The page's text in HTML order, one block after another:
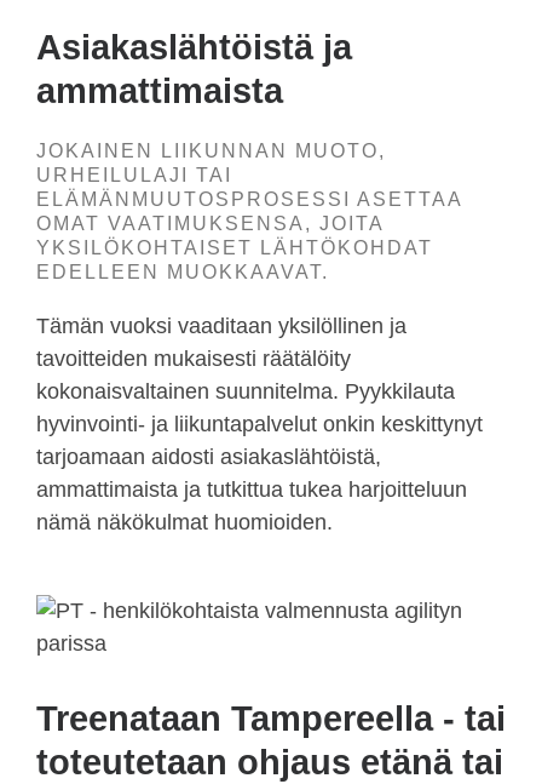
Asiakaslähtöistä ja
ammattimaista
JOKAINEN LIIKUNNAN MUOTO,
URHEILULAJI TAI
ELÄMÄNMUUTOSPROSESSI ASETTAA
OMAT VAATIMUKSENSA, JOITA
YKSILÖKOHTAISET LÄHTÖKOHDAT
EDELLEEN MUOKKAAVAT.
Tämän vuoksi vaaditaan yksilöllinen ja
tavoitteiden mukaisesti räätälöity
kokonaisvaltainen suunnitelma. Pyykkilauta
hyvinvointi- ja liikuntapalvelut onkin keskittynyt
tarjoamaan aidosti asiakaslähtöistä,
ammattimaista ja tutkittua tukea harjoitteluun
nämä näkökulmat huomioiden.
Treenataan Tampereella - tai
toteutetaan ohjaus etänä tai